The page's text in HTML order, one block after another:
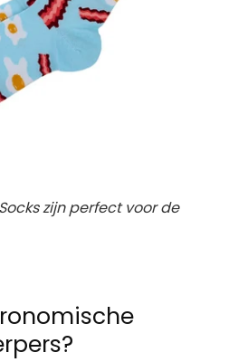
zijn perfect voor de